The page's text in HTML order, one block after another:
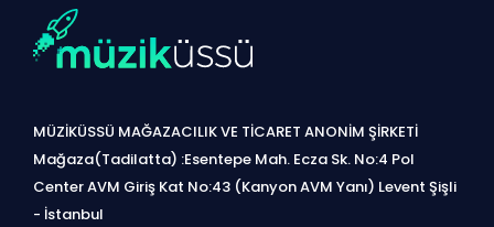
MÜZİKÜSSÜ MAĞAZACILIK VE TİCARET ANONİM ŞİRKETİ
Mağaza(Tadilatta) :Esentepe Mah. Ecza Sk. No:4 Pol
Center AVM Giriş Kat No:43 (Kanyon AVM Yanı) Levent Şişli
- İstanbul